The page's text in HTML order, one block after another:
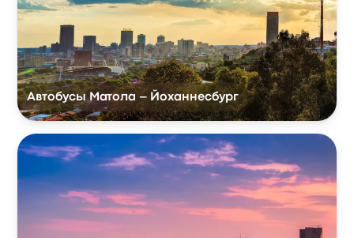
Автобусы Матола – Йоханнесбург